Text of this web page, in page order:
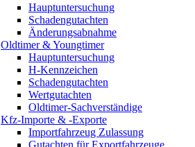
Hauptuntersuchung
Schadengutachten
Änderungsabnahme
Oldtimer & Youngtimer
Hauptuntersuchung
H-Kennzeichen
Schadengutachten
Wertgutachten
Oldtimer-Sachverständige
Kfz-Importe & -Exporte
Importfahrzeug Zulassung
Gutachten für Exportfahrzeuge